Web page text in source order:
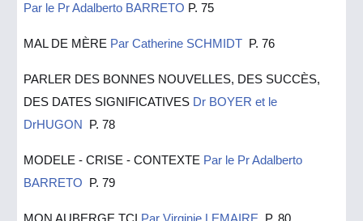
Par le Pr Adalberto BARRETO P. 75
MAL DE MÈRE Par Catherine SCHMIDT P. 76
PARLER DES BONNES NOUVELLES, DES SUCCÈS,
DES DATES SIGNIFICATIVES Dr BOYER et le
DrHUGON
P. 78
MODELE - CRISE - CONTEXTE Par le Pr Adalberto
BARRETO P. 79